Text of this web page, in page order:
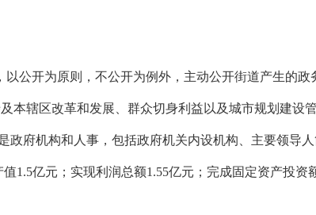
公开为原则，不公开为例外，主动公开街道产生的政
辖区改革和发展、群众切身利益以及城市规划建设
政府机构和人事，包括政府机关内设机构、主要领导
1.5亿元；实现利润总额1.55亿元；完成固定资产投资